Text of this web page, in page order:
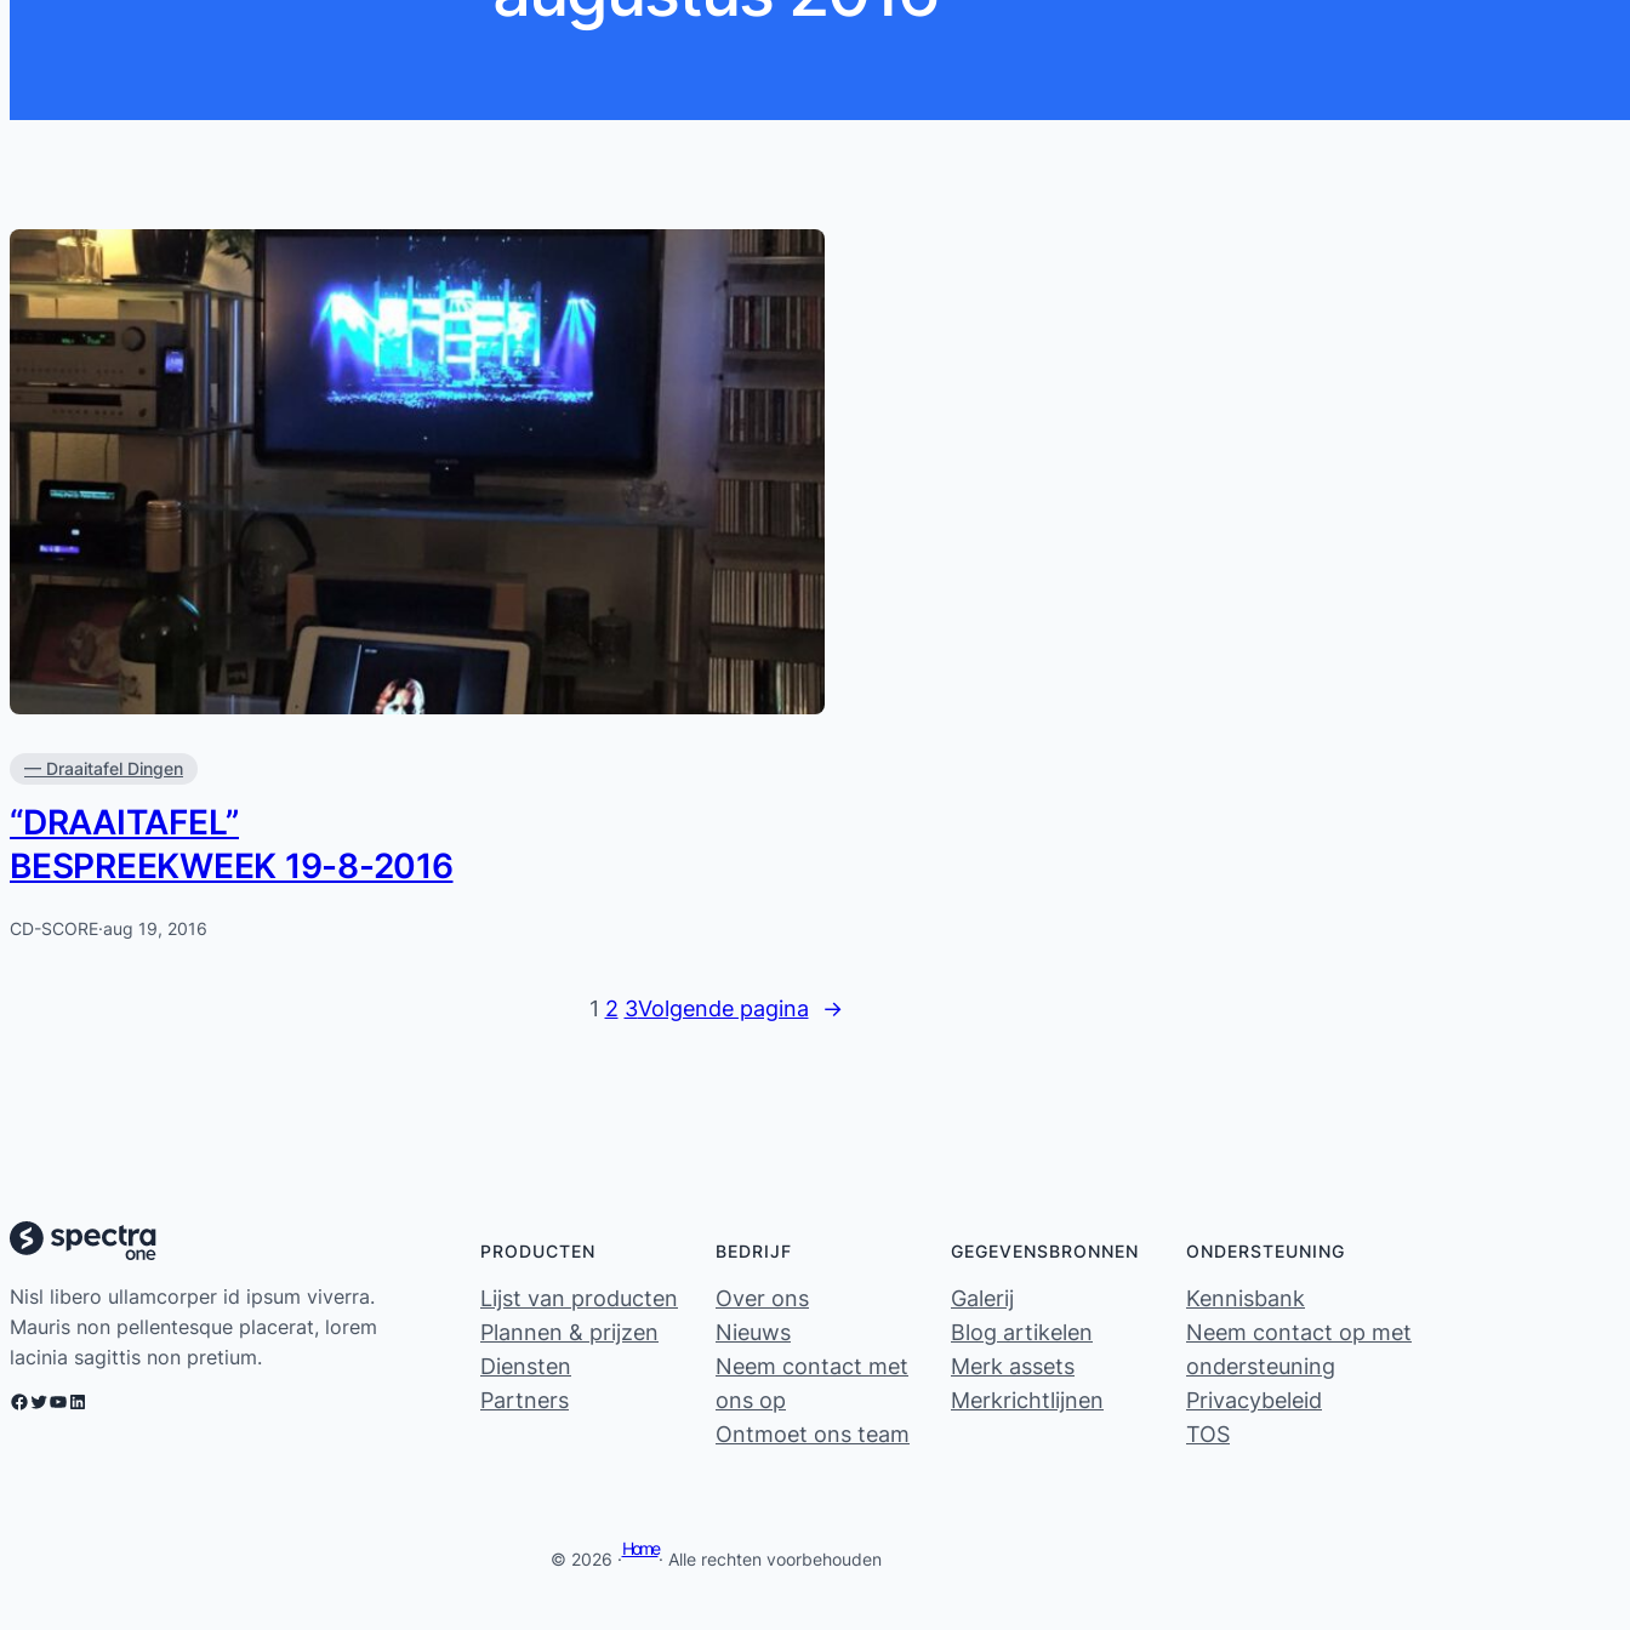
— Draaitafel Dingen
“DRAAITAFEL”
BESPREEKWEEK 19-8-2016
CD-SCORE·aug 19, 2016
1 2 3Volgende pagina →
Nisl libero ullamcorper id ipsum viverra.
Mauris non pellentesque placerat, lorem
lacinia sagittis non pretium.
Facebook Twitter YouTube LinkedIn
PRODUCTEN
Lijst van producten
Plannen & prijzen
Diensten
Partners
BEDRIJF
Over ons
Nieuws
Neem contact met
ons op
Ontmoet ons team
GEGEVENSBRONNEN
Galerij
Blog artikelen
Merk assets
Merkrichtlijnen
ONDERSTEUNING
Kennisbank
Neem contact op met
ondersteuning
Privacybeleid
TOS
© 2026 ·
Home
· Alle rechten voorbehouden